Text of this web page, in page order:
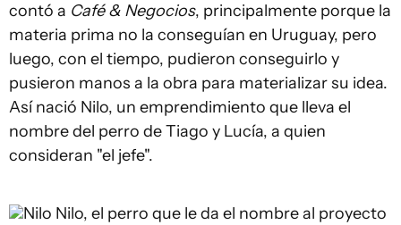
contó a Café & Negocios, principalmente porque la
materia prima no la conseguían en Uruguay, pero
luego, con el tiempo, pudieron conseguirlo y
pusieron manos a la obra para materializar su idea.
Así nació Nilo, un emprendimiento que lleva el
nombre del perro de Tiago y Lucía, a quien
consideran "el jefe".
Nilo Nilo, el perro que le da el nombre al proyecto